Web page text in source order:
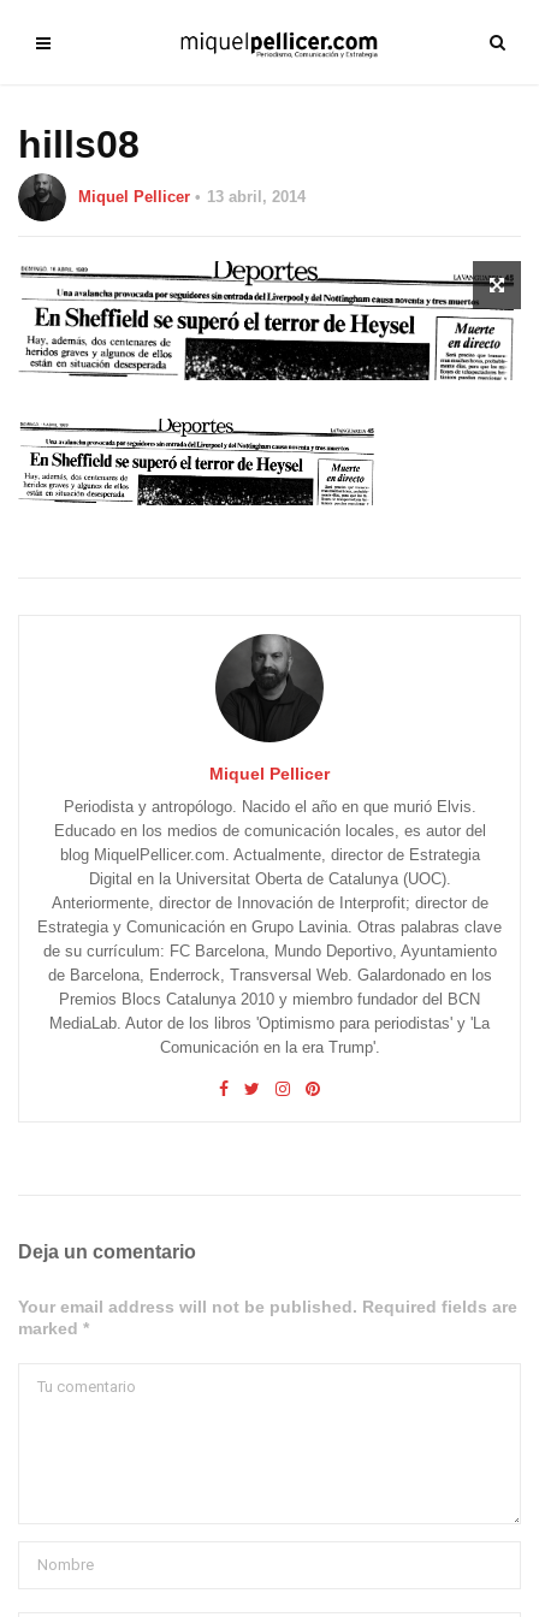
hills08
Miquel Pellicer 13 abril, 2014
Miquel Pellicer
Periodista y antropólogo. Nacido el año en que murió Elvis.
Educado en los medios de comunicación locales, es autor del
blog MiquelPellicer.com. Actualmente, director de Estrategia
Digital en la Universitat Oberta de Catalunya (UOC).
Anteriormente, director de Innovación de Interprofit; director de
Estrategia y Comunicación en Grupo Lavinia. Otras palabras clave
de su currículum: FC Barcelona, Mundo Deportivo, Ayuntamiento
de Barcelona, Enderrock, Transversal Web. Galardonado en los
Premios Blocs Catalunya 2010 y miembro fundador del BCN
MediaLab. Autor de los libros 'Optimismo para periodistas' y 'La
Comunicación en la era Trump'.
Deja un comentario
Your email address will not be published. Required fields are
marked *